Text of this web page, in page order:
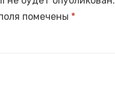
помечены *